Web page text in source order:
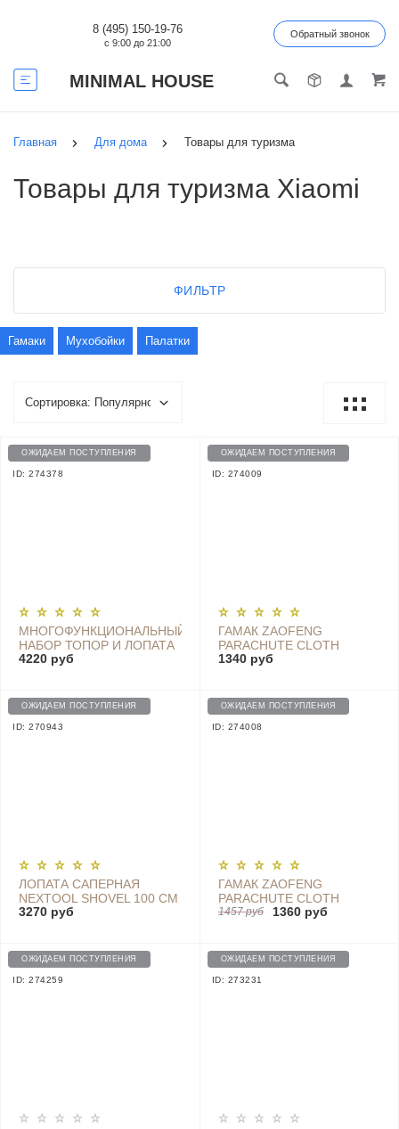
MINIMAL HOUSE
8 (495) 150-19-76
с 9:00 до 21:00
Обратный звонок
Главная Для дома Товары для туризма
Товары для туризма Xiaomi
ФИЛЬТР
Гамаки Мухобойки Палатки
ОЖИДАЕМ ПОСТУПЛЕНИЯ
ID: 274378
МНОГОФУНКЦИОНАЛЬНЫЙ
НАБОР ТОПОР И ЛОПАТА
HUOHOU, ЧЕРНЫЙ -
4220 руб
ОЖИДАЕМ ПОСТУПЛЕНИЯ
ID: 274009
ГАМАК ZAOFENG
PARACHUTE CLOTH
HAMMOCK HW070101
1340 руб
ОЖИДАЕМ ПОСТУПЛЕНИЯ
ID: 270943
ЛОПАТА САПЕРНАЯ
NEXTOOL SHOVEL 100 СМ
- NE0114
3270 руб
ОЖИДАЕМ ПОСТУПЛЕНИЯ
ID: 274008
ГАМАК ZAOFENG
PARACHUTE CLOTH
HAMMOCK HW070102
1457 руб 1360 руб
ОЖИДАЕМ ПОСТУПЛЕНИЯ
ID: 274259
ОЖИДАЕМ ПОСТУПЛЕНИЯ
ID: 273231